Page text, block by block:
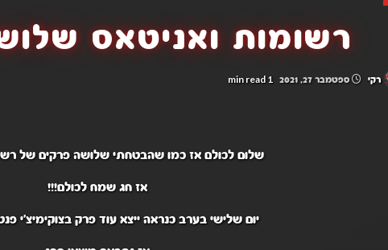
רשומות ואניטאס
רקי ספטמבר 27, 2021 1 min read
שלום לכולם אז כמו שהבטחתי שלושה פרקים של
אז חג שמח לכולם!!!
יום שלישי בערב כנראה ייצא עוד פרק בצוקימיצ'י